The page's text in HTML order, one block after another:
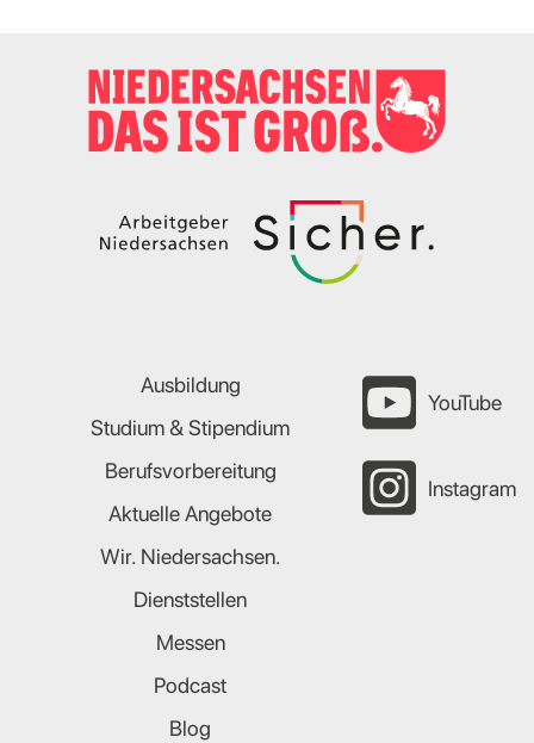
Ausbildung
Studium & Stipendium
Berufsvorbereitung
Aktuelle Angebote
Wir. Niedersachsen.
Dienststellen
Messen
Podcast
Blog
YouTube
Instagram